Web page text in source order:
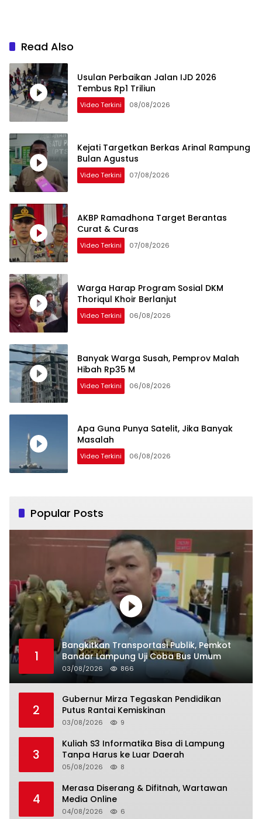
Read Also
Usulan Perbaikan Jalan IJD 2026
Tembus Rp1 Triliun
Video Terkini 08/08/2026
Kejati Targetkan Berkas Arinal Rampung
Bulan Agustus
Video Terkini 07/08/2026
AKBP Ramadhona Target Berantas
Curat & Curas
Video Terkini 07/08/2026
Warga Harap Program Sosial DKM
Thoriqul Khoir Berlanjut
Video Terkini 06/08/2026
Banyak Warga Susah, Pemprov Malah
Hibah Rp35 M
Video Terkini 06/08/2026
Apa Guna Punya Satelit, Jika Banyak
Masalah
Video Terkini 06/08/2026
Popular Posts
1
Bangkitkan Transportasi Publik, Pemkot
Bandar Lampung Uji Coba Bus Umum
03/08/2026 866
2
Gubernur Mirza Tegaskan Pendidikan
Putus Rantai Kemiskinan
03/08/2026 9
3
Kuliah S3 Informatika Bisa di Lampung
Tanpa Harus ke Luar Daerah
05/08/2026 8
4
Merasa Diserang & Difitnah, Wartawan
Media Online
04/08/2026 6